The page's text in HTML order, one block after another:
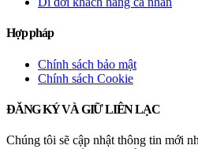
Hợp pháp
Chính sách bảo mật
Chính sách Cookie
ĐĂNG KÝ VÀ GIỮ LIÊN LẠC
Chúng tôi sẽ cập nhật thông tin mới